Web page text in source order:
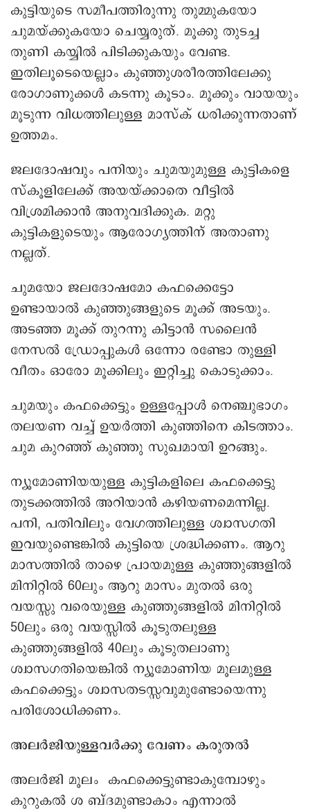
‌കുട്ടിയുടെ സമീപത്തിരുന്നു തുമ്മുകയോ
ചുമയ്ക്കുകയോ ചെയ്യരുത്. മൂക്കു തുടച്ച
തുണി കയ്യിൽ പിടിക്കുകയും വേണ്ട.
ഇതിലൂടെയെല്ലാം കുഞ്ഞുശരീരത്തിലേക്കു
രോഗാണുക്കൾ കടന്നു കൂടാം. മൂക്കും വായയും
മൂടുന്ന വിധത്തിലുള്ള മാസ്ക് ധരിക്കുന്നതാണ്
ഉത്തമം.
ജലദോഷവും പനിയും ചുമയുമുള്ള കുട്ടികളെ
സ്കൂളിലേക്ക് അയയ്ക്കാതെ വീട്ടിൽ
വിശ്രമിക്കാൻ അനുവദിക്കുക. മറ്റു
കുട്ടികളുടെയും ആരോഗ്യത്തിന് അതാണു
നല്ലത്.
ചുമയോ ജലദോഷമോ കഫക്കെട്ടോ
ഉണ്ടായാൽ കുഞ്ഞുങ്ങളുടെ മൂക്ക് അടയും.
അടഞ്ഞ മൂക്ക് തുറന്നു കിട്ടാൻ സലൈൻ
നേസൽ ഡ്രോപ്പുകൾ ഒന്നോ രണ്ടോ തുള്ളി
വീതം ഓരോ മൂക്കിലും ഇറ്റിച്ചു കൊടുക്കാം.
ചുമയും കഫക്കെട്ടും ഉള്ളപ്പോൾ നെഞ്ചുഭാഗം
തലയണ വച്ച് ഉയർത്തി കുഞ്ഞിനെ കിടത്താം.
ചുമ കുറഞ്ഞ് കുഞ്ഞു സുഖമായി ഉറങ്ങും.
ന്യൂമോണിയയുള്ള കുട്ടികളിലെ കഫക്കെട്ടു
തുടക്കത്തിൽ അറിയാൻ കഴിയണമെന്നില്ല.
പനി, പതിവിലും വേഗത്തിലുള്ള ശ്വാസഗതി
ഇവയുണ്ടെങ്കിൽ കുട്ടിയെ ശ്രദ്ധിക്കണം. ആറു
മാസത്തിൽ താഴെ പ്രായമുള്ള കുഞ്ഞുങ്ങളിൽ
മിനിറ്റിൽ 60ലും ആറു മാസം മുതൽ ഒരു
വയസ്സു വരെയുള്ള കുഞ്ഞുങ്ങളിൽ മിനിറ്റിൽ
50ലും ഒരു വയസ്സിൽ കൂടുതലുള്ള
കുഞ്ഞുങ്ങളിൽ 40ലും കൂടുതലാണു
ശ്വാസഗതിയെങ്കിൽ ന്യൂമോണിയ മൂലമുള്ള
കഫക്കെട്ടും ശ്വാസതടസ്സവുമുണ്ടോയെന്നു
പരിശോധിക്കണം.
അലർജിയുള്ളവർക്കു വേണം കരുതൽ
അലർജി മൂലം കഫക്കെട്ടുണ്ടാകുമ്പോഴും
കുറുകൽ ശ ബ്ദമുണ്ടാകാം എന്നാൽ